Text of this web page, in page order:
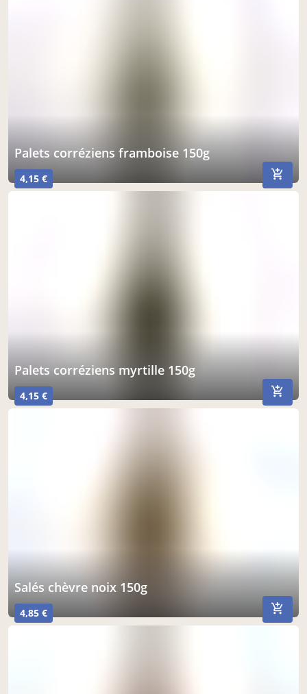
palets corréziens framboise 150g
4,15 €
palets corréziens myrtille 150g
4,15 €
salés chèvre noix 150g
4,85 €